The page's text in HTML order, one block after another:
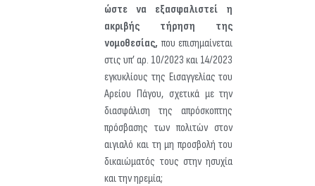
ώστε να εξασφαλιστεί η
ακριβής τήρηση της
νομοθεσίας, που επισημαίνεται
στις υπ’ αρ. 10/2023 και 14/2023
εγκυκλίους της Εισαγγελίας του
Αρείου Πάγου, σχετικά με την
διασφάλιση της απρόσκοπτης
πρόσβασης των πολιτών στον
αιγιαλό και τη μη προσβολή του
δικαιώματός τους στην ησυχία
και την ηρεμία;